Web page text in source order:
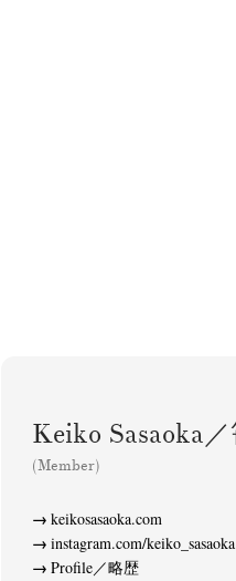
Keiko Sasaoka
(Member)
keikosasaoka.com
instagram.com/keiko_sasaoka
Profile／略歴